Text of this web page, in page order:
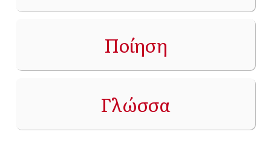
Ποίηση
Γλώσσα